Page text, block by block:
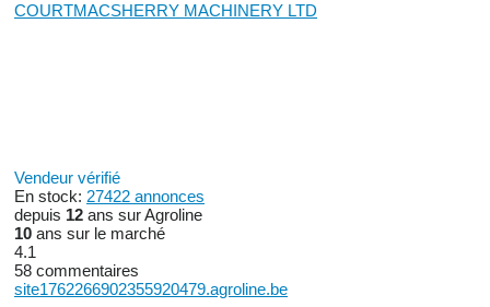
COURTMACSHERRY MACHINERY LTD
Vendeur vérifié
En stock: 27422 annonces
depuis 12 ans sur Agroline
10 ans sur le marché
4.1
58 commentaires
site1762266902355920479.agroline.be